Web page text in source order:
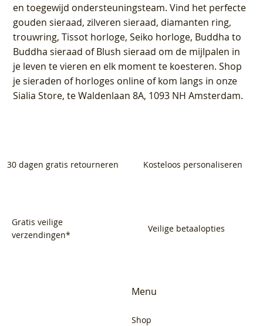
en toegewijd ondersteuningsteam. Vind het perfecte
gouden sieraad, zilveren sieraad, diamanten ring,
trouwring, Tissot horloge, Seiko horloge, Buddha to
Buddha sieraad of Blush sieraad om de mijlpalen in
je leven te vieren en elk moment te koesteren. Shop
je sieraden of horloges online of kom langs in onze
Sialia Store, te Waldenlaan 8A, 1093 NH Amsterdam.
30 dagen gratis retourneren Kosteloos personaliseren
Gratis veilige
verzendingen*
Veilige betaalopties
Menu
Shop